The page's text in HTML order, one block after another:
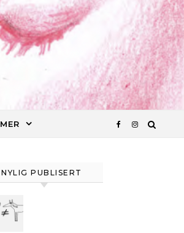
MER
NYLIG PUBLISERT